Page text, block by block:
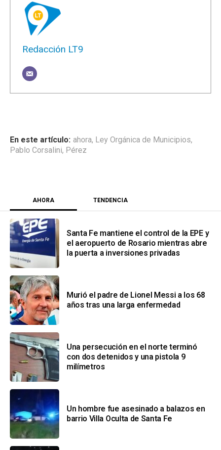
Redacción LT9
ahora, Ley Orgánica de Municipios,
Pablo Corsalini, Pérez
AHORA TENDENCIA
Santa Fe mantiene el control de la EPE y
el aeropuerto de Rosario mientras abre
la puerta a inversiones privadas
Murió el padre de Lionel Messi a los 68
años tras una larga enfermedad
Una persecución en el norte terminó
con dos detenidos y una pistola 9
milímetros
Un hombre fue asesinado a balazos en
barrio Villa Oculta de Santa Fe